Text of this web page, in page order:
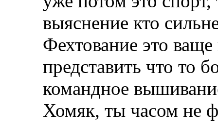
выяснение кто
Фехтование это
представить что то
командное
Хомяк, ты часом не